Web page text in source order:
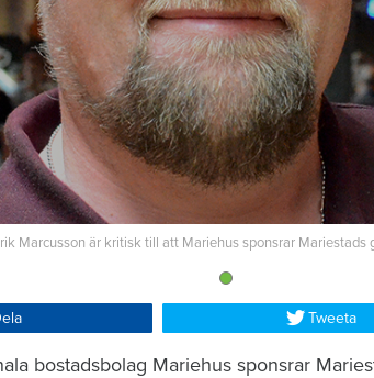
Marcusson är kritisk till att Mariehus sponsrar Mariestads
Tweeta
bostadsbolag Mariehus sponsrar